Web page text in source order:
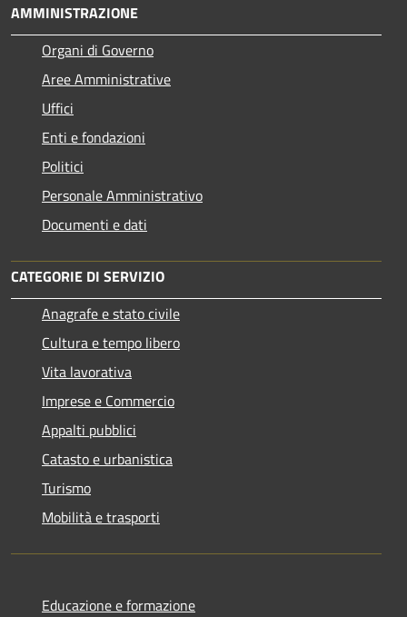
AMMINISTRAZIONE
Organi di Governo
Aree Amministrative
Uffici
Enti e fondazioni
Politici
Personale Amministrativo
Documenti e dati
CATEGORIE DI SERVIZIO
Anagrafe e stato civile
Cultura e tempo libero
Vita lavorativa
Imprese e Commercio
Appalti pubblici
Catasto e urbanistica
Turismo
Mobilità e trasporti
Educazione e formazione